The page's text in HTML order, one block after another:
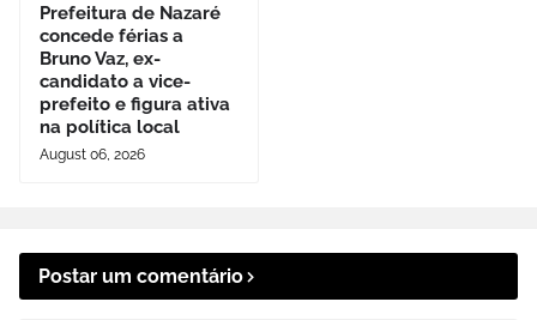
Prefeitura de Nazaré
concede férias a
Bruno Vaz, ex-
candidato a vice-
prefeito e figura ativa
na política local
August 06, 2026
Postar um comentário